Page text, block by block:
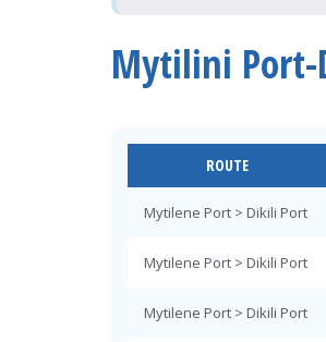
Mytilini Port-
ROUTE
Mytilene Port > Dikili Port
Mytilene Port > Dikili Port
Mytilene Port > Dikili Port